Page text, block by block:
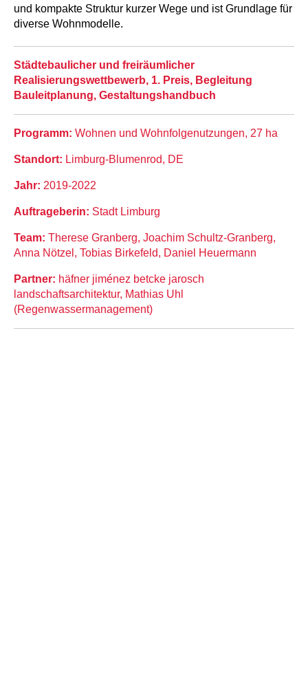
und kompakte Struktur kurzer Wege und ist Grundlage für
diverse Wohnmodelle.
Städtebaulicher und freiräumlicher
Realisierungswettbewerb, 1. Preis, Begleitung
Bauleitplanung, Gestaltungshandbuch
Programm: Wohnen und Wohnfolgenutzungen, 27 ha
Standort: Limburg-Blumenrod, DE
Jahr: 2019-2022
Auftrageberin: Stadt Limburg
Team: Therese Granberg, Joachim Schultz-Granberg,
Anna Nötzel, Tobias Birkefeld, Daniel Heuermann
Partner: häfner jiménez betcke jarosch
landschaftsarchitektur, Mathias Uhl
(Regenwassermanagement)